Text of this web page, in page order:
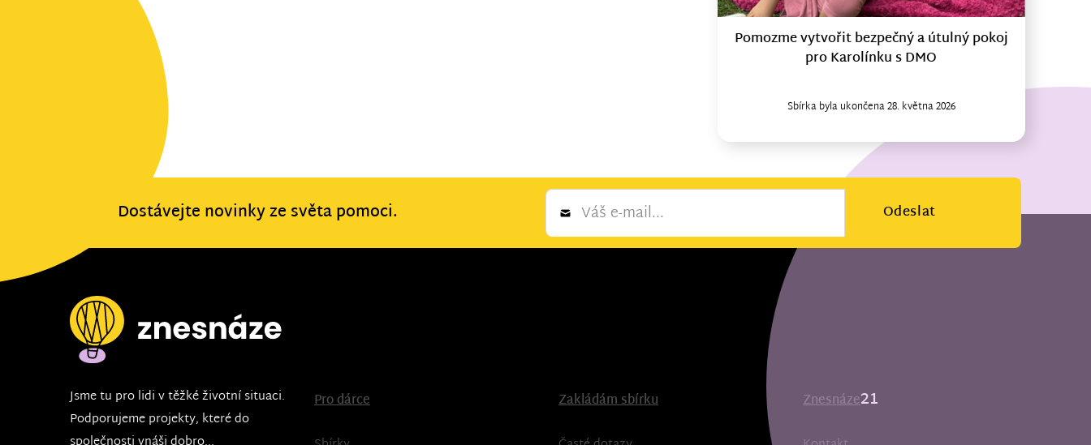
Pomozme vytvořit bezpečný a útulný pokoj
pro Karolínku s DMO
Sbírka byla ukončena 28. května 2026
Dostávejte novinky ze světa pomoci.
Newsletter
Odeslat
Jsme tu pro lidi v těžké životní situaci.
Podporujeme projekty, které do
Pro dárce
Zakládám sbírku
Znesnáze21